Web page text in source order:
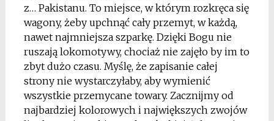
z… Pakistanu. To miejsce, w którym rozkręca się
wagony, żeby upchnąć cały przemyt, w każdą,
nawet najmniejsza szparkę. Dzięki Bogu nie
ruszają lokomotywy, chociaż nie zajęło by im to
zbyt dużo czasu. Myślę, że zapisanie całej
strony nie wystarczyłaby, aby wymienić
wszystkie przemycane towary. Zacznijmy od
najbardziej kolorowych i największych zwojów